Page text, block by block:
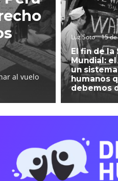
al vuelo
Luz Soto 15
El fin de la
Mundial:
un
humanos
debemos